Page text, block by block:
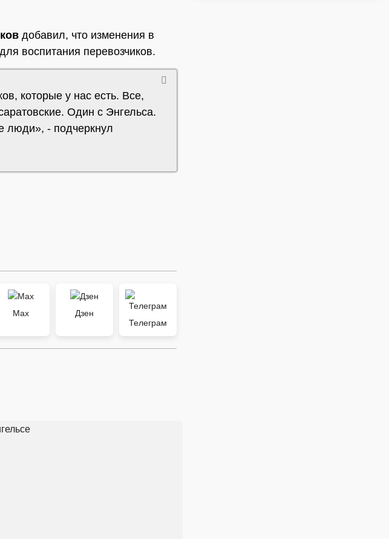
добавил, что изменения в
воспитания перевозчиков.
которые у нас есть. Все,
Один с Энгельса.
люди», - подчеркнул
Max
Дзен
Телеграм